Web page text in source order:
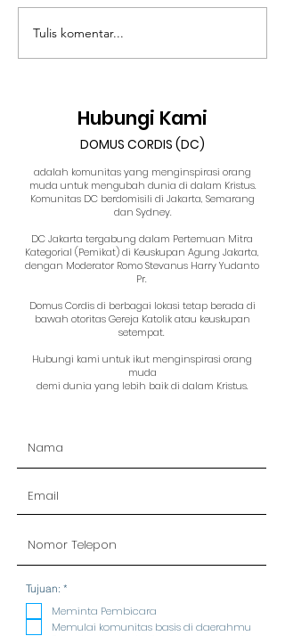
Visi Multiplikasi oleh
Violison
Tulis komentar...
Hubungi Kami
DOMUS CORDIS (DC)
adalah komunitas yang menginspirasi orang
muda untuk mengubah dunia di dalam Kristus.
Komunitas DC berdomisili di Jakarta, Semarang
dan Sydney.
DC Jakarta tergabung dalam Pertemuan Mitra
Kategorial (Pemikat) di Keuskupan Agung Jakarta,
dengan Moderator Romo Stevanus Harry Yudanto
Pr.
Domus Cordis di berbagai lokasi tetap berada di
bawah otoritas Gereja Katolik atau keuskupan
setempat.
Hubungi kami untuk ikut menginspirasi orang
muda
demi dunia yang lebih baik di dalam Kristus.
Tujuan: *
q
i
Meminta Pembicara
Memulai komunitas basis di daerahmu